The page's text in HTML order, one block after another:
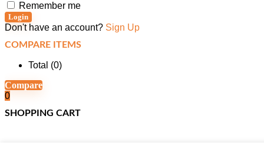
Remember me
Login
Don't have an account? Sign Up
COMPARE ITEMS
Total (0)
Compare
0
SHOPPING CART